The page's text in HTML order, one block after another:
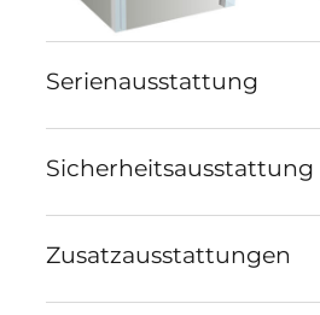
Serienausstattung
Sicherheitsausstattung
Zusatzausstattungen